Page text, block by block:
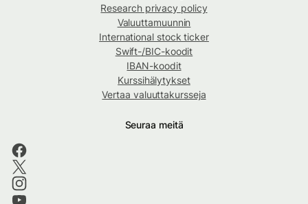
Research privacy policy
Valuuttamuunnin
International stock ticker
Swift-/BIC-koodit
IBAN-koodit
Kurssihälytykset
Vertaa valuuttakursseja
Seuraa meitä